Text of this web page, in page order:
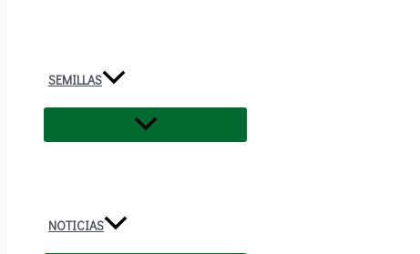
SEMILLAS
NOTICIAS